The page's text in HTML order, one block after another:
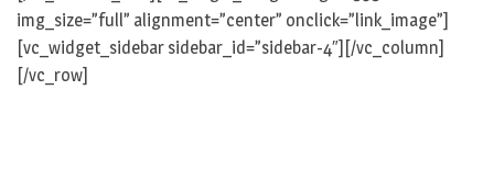
img_size=”full” alignment=”center” onclick=”link_image”]
[vc_widget_sidebar sidebar_id=”sidebar-4″][/vc_column]
[/vc_row]